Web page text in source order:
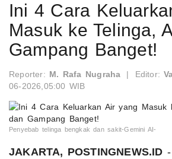
Ini 4 Cara
Masuk ke Telinga,
Gampang Banget!
Reporter: M. Rafa Nugraha | Editor:
06-2026,05:00 WIB
Penyebab telinga bengkak dan sakit-Gemini AI-
JAKARTA, POSTINGNEWS.ID